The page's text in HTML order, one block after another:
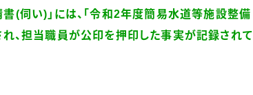
(伺い)」には、「令和2年度簡易水道等施設整備
、担当職員が公印を押印した事実が記録されて